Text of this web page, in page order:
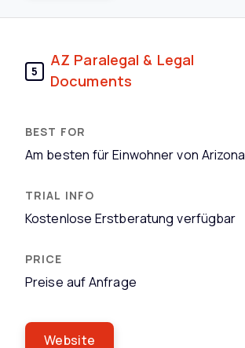
5
AZ Paralegal & Legal
Documents
Am besten für Einwohner von Arizona
Kostenlose Erstberatung verfügbar
Preise auf Anfrage
Website